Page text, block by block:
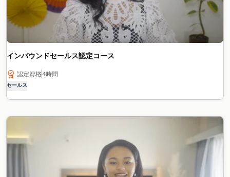
インバウンドセールス認定コース
認定資格4時間
セールス